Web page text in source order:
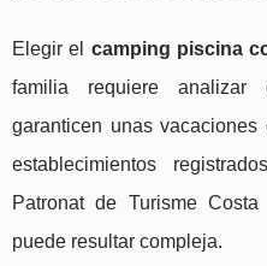
Elegir el camping piscina
familia requiere analizar
garanticen unas
establecimientos
Patronat de Turisme
puede resultar compleja.